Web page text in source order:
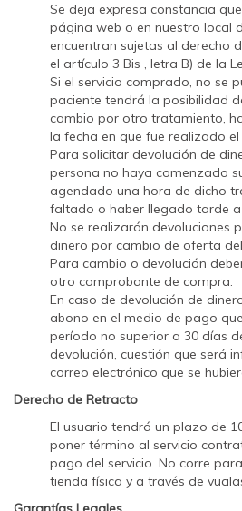
Se deja expresa constancia
página web o en nuestro local
encuentran sujetas al derecho
el artículo 3 Bis , letra B) de la
Si el servicio comprado, no se
paciente tendrá la posibilidad
cambio por otro tratamiento,
la fecha en que fue realizado
Para solicitar devolución de
persona no haya comenzado
agendado una hora de dicho
faltado o haber llegado tarde
No se realizarán devoluciones
dinero por cambio de oferta
Para cambio o devolución
otro comprobante de compra.
En caso de devolución de
abono en el medio de pago
período no superior a 30 días
devolución, cuestión que será
correo electrónico que se
Derecho de Retracto
El usuario tendrá un plazo de
poner término al servicio
pago del servicio. No corre
tienda física y a través de